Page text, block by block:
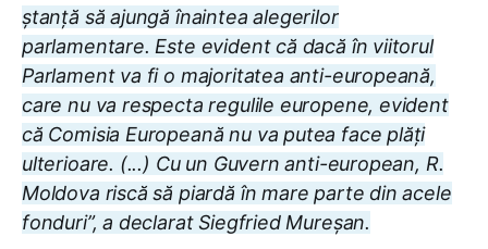
ștanță să ajungă înaintea alegerilor
parlamentare. Este evident că dacă în viitorul
Parlament va fi o majoritatea anti-europeană,
care nu va respecta regulile europene, evident
că Comisia Europeană nu va putea face plăți
ulterioare. (...) Cu un Guvern anti-european, R.
Moldova riscă să piardă în mare parte din acele
fonduri”, a declarat Siegfried Mureșan.